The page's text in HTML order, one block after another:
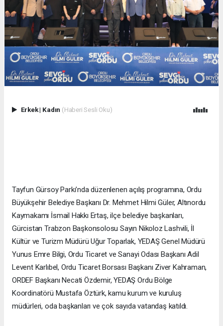
Erkek| Kadın (Haberi Sesli Oku)
Tayfun Gürsoy Parkı’nda düzenlenen açılış programına, Ordu
Büyükşehir Belediye Başkanı Dr. Mehmet Hilmi Güler, Altınordu
Kaymakamı İsmail Hakkı Ertaş, ilçe belediye başkanları,
Gürcistan Trabzon Başkonsolosu Sayın Nikoloz Lashvili, İl
Kültür ve Turizm Müdürü Uğur Toparlak, YEDAŞ Genel Müdürü
Yunus Emre Bilgi, Ordu Ticaret ve Sanayi Odası Başkanı Adil
Levent Karlıbel, Ordu Ticaret Borsası Başkanı Ziver Kahraman,
ORDEF Başkanı Necati Özdemir, YEDAŞ Ordu Bölge
Koordinatörü Mustafa Öztürk, kamu kurum ve kuruluş
müdürleri, oda başkanları ve çok sayıda vatandaş katıldı.